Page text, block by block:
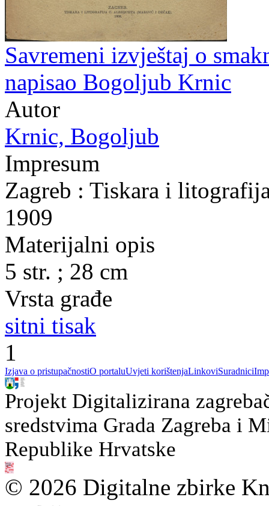
Savremeni izvještaj o
napisao Bogoljub Krnic
Autor
Krnic, Bogoljub
Impresum
Zagreb : Tiskara i
1909
Materijalni opis
5 str. ; 28 cm
Vrsta građe
sitni tisak
1
Izjava o pristupačnostiO portaluUvjeti korištenjaLinkoviSuradnici
Projekt Digitalizirana
sredstvima Grada Zagreba i
Republike Hrvatske
© 2026 Digitalne zbirke